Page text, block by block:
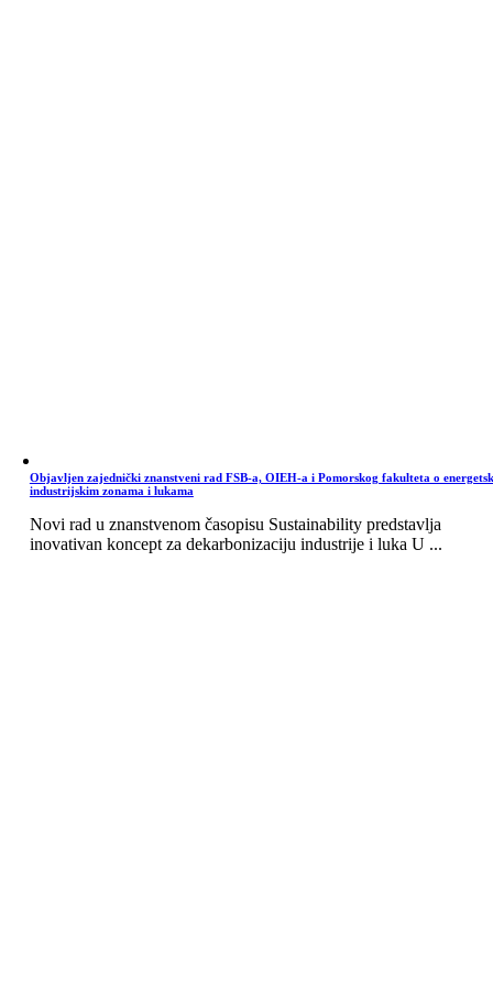
Objavljen zajednički znanstveni rad FSB-a, OIEH-a i Pomorskog fakulteta o
industrijskim zonama i lukama
Novi rad u znanstvenom časopisu Sustainability predstavlja
inovativan koncept za dekarbonizaciju industrije i luka U ...